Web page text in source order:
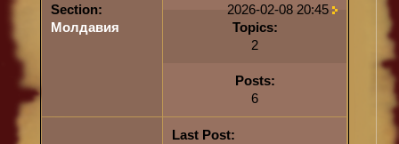
Section:
Молдавия
2026-02-08 20:45
Topics:
2
Posts:
6
Last Post: